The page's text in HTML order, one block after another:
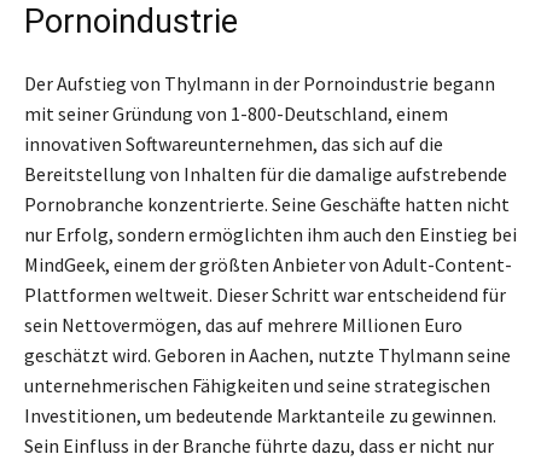
Pornoindustrie
Der Aufstieg von Thylmann in der Pornoindustrie begann
mit seiner Gründung von 1-800-Deutschland, einem
innovativen Softwareunternehmen, das sich auf die
Bereitstellung von Inhalten für die damalige aufstrebende
Pornobranche konzentrierte. Seine Geschäfte hatten nicht
nur Erfolg, sondern ermöglichten ihm auch den Einstieg bei
MindGeek, einem der größten Anbieter von Adult-Content-
Plattformen weltweit. Dieser Schritt war entscheidend für
sein Nettovermögen, das auf mehrere Millionen Euro
geschätzt wird. Geboren in Aachen, nutzte Thylmann seine
unternehmerischen Fähigkeiten und seine strategischen
Investitionen, um bedeutende Marktanteile zu gewinnen.
Sein Einfluss in der Branche führte dazu, dass er nicht nur